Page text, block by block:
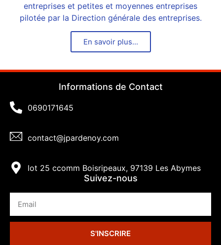
entreprises et petites et moyennes entreprises
pilotée par la Direction générale des entreprises.
En savoir plus...
Informations de Contact
0690171645
contact@jpardenoy.com
lot 25 ccomm Boisripeaux, 97139 Les Abymes
Suivez-nous
S'INSCRIRE